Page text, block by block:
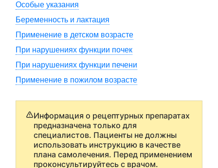
Особые указания
Беременность и лактация
Применение в детском возрасте
При нарушениях функции почек
При нарушениях функции печени
Применение в пожилом возрасте
Информация о рецептурных препаратах
предназначена только для
специалистов. Пациенты не должны
использовать инструкцию в качестве
плана самолечения. Перед применением
проконсультируйтесь с врачом.